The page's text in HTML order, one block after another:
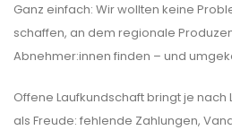
Ganz einfach: Wir wollten keine
schaffen, an dem regionale
Abnehmer:innen finden – und
Offene Laufkundschaft bringt je
als Freude: fehlende Zahlungen,